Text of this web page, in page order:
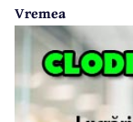
Vremea